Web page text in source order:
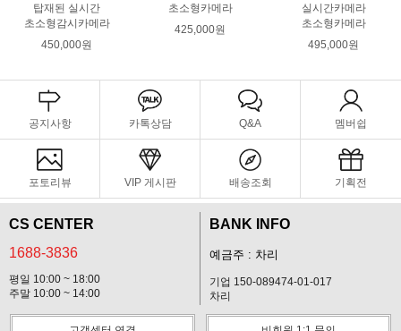
탑재된 실시간
초소형감시카메라
450,000원
초소형카메라
425,000원
실시간카메라
초소형카메라
495,000원
공지사항 카톡상담 Q&A 멤버쉽
포토리뷰 VIP 게시판 배송조회 기획전
CS CENTER
1688-3836
평일 10:00 ~ 18:00
주말 10:00 ~ 14:00
BANK INFO
예금주 : 차리
기업 150-089474-01-017
차리